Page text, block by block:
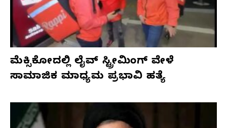
ಮೆಕ್ಸಿಕೋದಲ್ಲಿ ಲೈವ್ ಸ್ಟ್ರೀಮಿಂಗ್ ವೇಳೆ
ಸಾಮಾಜಿಕ ಮಾಧ್ಯಮ ಪ್ರಭಾವಿ ಹತ್ಯೆ